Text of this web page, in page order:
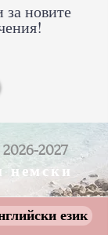
за новите
2026-2027
немски
език